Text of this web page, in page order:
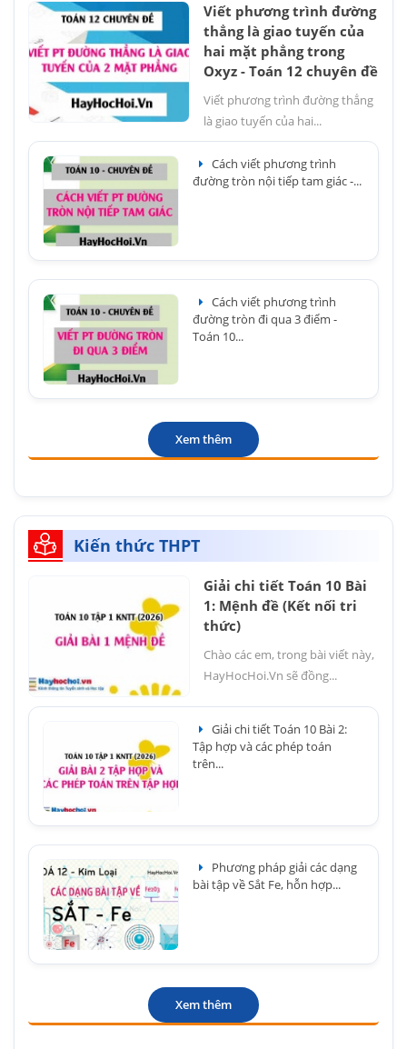
Viết phương trình đường
thẳng là giao tuyến của
hai mặt phẳng trong
Oxyz - Toán 12 chuyên đề
Viết phương trình đường thẳng
là giao tuyến của hai...
Cách viết phương trình
đường tròn nội tiếp tam giác -...
Cách viết phương trình
đường tròn đi qua 3 điểm -
Toán 10...
Xem thêm
Kiến thức THPT
Giải chi tiết Toán 10 Bài
1: Mệnh đề (Kết nối tri
thức)
Chào các em, trong bài viết này,
HayHocHoi.Vn sẽ đồng...
Giải chi tiết Toán 10 Bài 2:
Tập hợp và các phép toán
trên...
Phương pháp giải các dạng
bài tập về Sắt Fe, hỗn hợp...
Xem thêm